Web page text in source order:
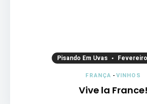
Pisando Em Uvas
FRANÇA -VINHOS
Vive la France!